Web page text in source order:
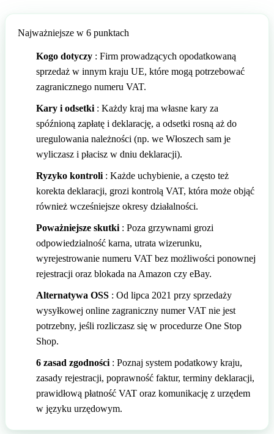
🇨🇭 Szwajcaria
🇭🇺 Węgry
🇬🇧 Wielka Brytania
🇮🇹 Włochy
Przedstawiciel podatkowy Amazon z Eurofiscalis
🇸🇮 Słowenia
Szwajcaria
Szwecja
🇭🇺
🇬🇧 Wielka Brytania
🇮🇹
Najważniejsze w 6 punktach
Kogo dotyczy : Firm prowadzących opodatkowaną
sprzedaż w innym kraju UE, które mogą potrzebować
zagranicznego numeru VAT.
Kary i odsetki : Każdy kraj ma własne kary za
spóźnioną zapłatę i deklarację, a odsetki rosną aż do
uregulowania należności (np. we Włoszech sam je
wyliczasz i płacisz w dniu deklaracji).
Ryzyko kontroli : Każde uchybienie, a często też
korekta deklaracji, grozi kontrolą VAT, która może objąć
również wcześniejsze okresy działalności.
Poważniejsze skutki : Poza grzywnami grozi
odpowiedzialność karna, utrata wizerunku,
wyrejestrowanie numeru VAT bez możliwości ponownej
rejestracji oraz blokada na Amazon czy eBay.
Alternatywa OSS : Od lipca 2021 przy sprzedaży
wysyłkowej online zagraniczny numer VAT nie jest
potrzebny, jeśli rozliczasz się w procedurze One Stop
Shop.
6 zasad zgodności : Poznaj system podatkowy kraju,
zasady rejestracji, poprawność faktur, terminy deklaracji,
prawidłową płatność VAT oraz komunikację z urzędem
w języku urzędowym.